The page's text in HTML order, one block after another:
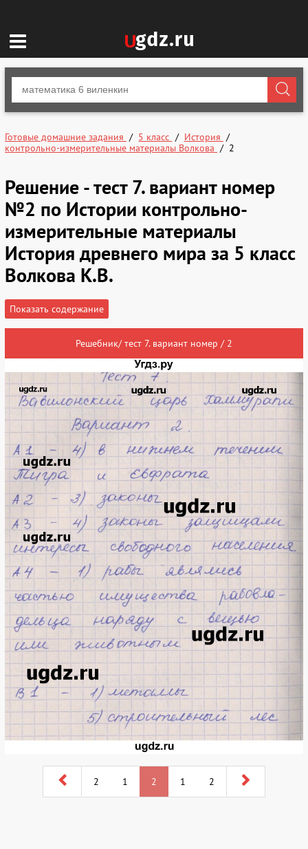
Готовые домашние задания 5 класс
История
контрольно-измерительные материалы Волкова
2
Решение - тест 7. вариант номер
№2 по Истории контрольно-
измерительные материалы
История древнего мира за 5 класс
Волкова К.В.
Показать содержание
Решебник/ тест 7. вариант номер / 2
2 1 2 1 2